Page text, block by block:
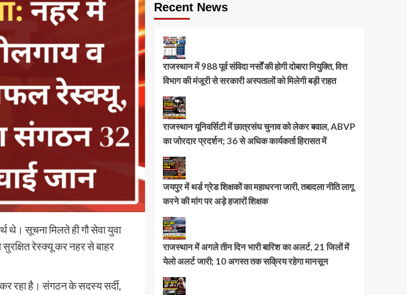
सूचना मिलते ही गौ सेवा युवा
रेस्क्यू कर नहर से बाहर
कर रहा है। संगठन के सदस्य सर्दी,
Recent News
राजस्थान में 988 पूर्व संविदा नर्सों की होगी दोबारा नियुक्ति, वित्त
विभाग की मंजूरी से सरकारी अस्पतालों को मिलेगी बड़ी राहत
राजस्थान यूनिवर्सिटी में छात्रसंघ चुनाव को लेकर बवाल, ABVP
का जोरदार प्रदर्शन; 36 से अधिक कार्यकर्ता हिरासत में
जयपुर में थर्ड ग्रेड शिक्षकों का महाधरना जारी, तबादला नीति लागू
करने की मांग पर अड़े हजारों शिक्षक
राजस्थान में अगले तीन दिन भारी बारिश का अलर्ट, 21 जिलों में
येलो अलर्ट जारी; 10 अगस्त तक सक्रिय रहेगा मानसून